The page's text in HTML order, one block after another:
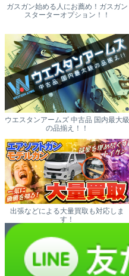
ガスガン始める人にお薦め！ガスガン
スターターオプション！！
ウエスタンアームズ 中古品 国内最大級
の品揃え！！
出張などによる大量買取も対応しま
す！